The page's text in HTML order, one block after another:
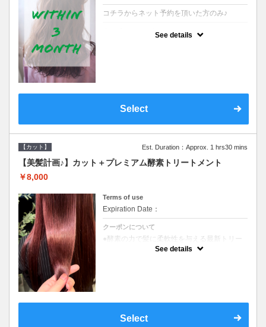
コチラからネット予約を頂いた方のみ♪
See details
Select
【カット】 Est. Duration：Approx. 1 hrs30 mins
【美髪計画♪】カット＋プレミアム酵素トリートメント
￥8,000
Terms of use
Expiration Date：
クーポンについて
●酵素の力で髪に柔軟性を与える最新トリー
トメント●ＳＢ込●長さ料金あり《こちらのク
ーポンご利用のお客様のみ》オリジナル酵素
See details
Select